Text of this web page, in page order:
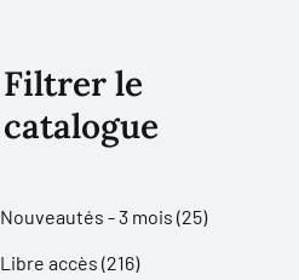
Filtrer le
catalogue
Nouveautés - 3 mois (25)
Libre accès (216)